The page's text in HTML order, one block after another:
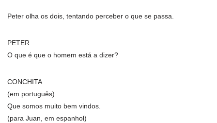
Peter olha os dois, tentando perceber o que se passa.
PETER
O que é que o homem está a dizer?
CONCHITA
(em português)
Que somos muito bem vindos.
(para Juan, em espanhol)